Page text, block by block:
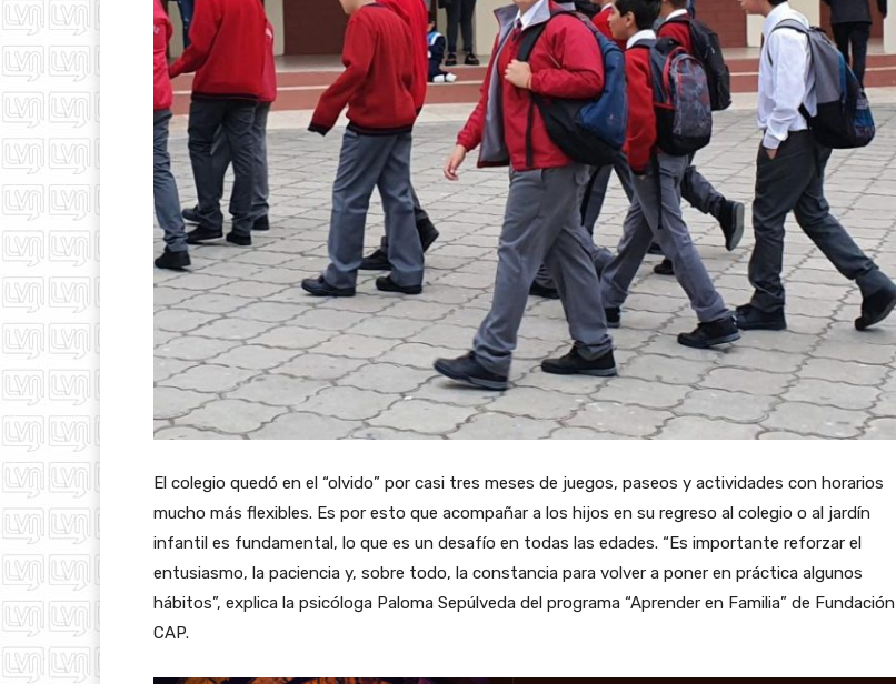
El colegio quedó en el “olvido” por casi tres meses de juegos, paseos y actividades con horarios
mucho más flexibles. Es por esto que acompañar a los hijos en su regreso al colegio o al jardín
infantil es fundamental, lo que es un desafío en todas las edades. “Es importante reforzar el
entusiasmo, la paciencia y, sobre todo, la constancia para volver a poner en práctica algunos
hábitos”, explica la psicóloga Paloma Sepúlveda del programa “Aprender en Familia” de Fundación
CAP.